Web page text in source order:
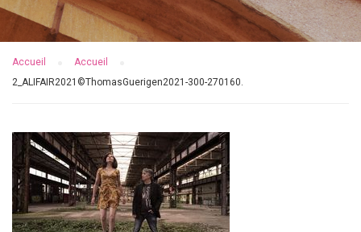
Accueil
Accueil
2_ALIFAIR2021©ThomasGuerigen2021-300-270160.